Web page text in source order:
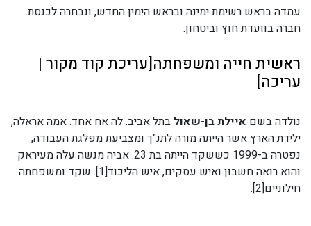
עמדה בראש רשימת ימינה ובראש הימין החדש, ונבחרה לכנסת.
חברה בוועדת חוץ וביטחון.
ראשית חייה ומשפחתה[עריכת קוד מקור |
עריכה]
נולדה בשם איילת בן-שאול בתל אביב. לה אח אחד. אמה אראלה,
ילידת הארץ אשר הייתה מורה לתנ"ך ומצביעת מפלגת העבודה,
נפטרה ב-1999 כששקד הייתה בת 23. אביה מנשה עלה מעיראק
והוא רואה חשבון ואיש עסקים, איש הליכוד[1]. שקד ומשפחתה
חילוניים[2].